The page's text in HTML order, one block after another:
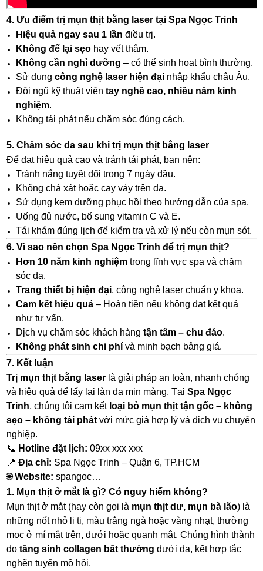
4. Ưu điểm trị mụn thịt bằng laser tại Spa Ngọc Trinh
Hiệu quả ngay sau 1 lần điều trị.
Không để lại sẹo hay vết thâm.
Không cần nghỉ dưỡng – có thể sinh hoạt bình thường.
Sử dụngcông nghệ laser hiện đại nhập khẩu châu Âu.
Đội ngũ kỹ thuật viêntay nghề cao, nhiều năm kinh
nghiệm.
Không tái phát nếu chăm sóc đúng cách.
5. Chăm sóc da sau khi trị mụn thịt bằng laser
Để đạt hiệu quả cao và tránh tái phát, bạn nên:
Tránh nắng tuyệt đối trong 7 ngày đầu.
Không chà xát hoặc cạy vảy trên da.
Sử dụng kem dưỡng phục hồi theo hướng dẫn của spa.
Uống đủ nước, bổ sung vitamin C và E.
Tái khám đúng lịch để kiểm tra và xử lý nếu còn mụn sót.
6. Vì sao nên chọn Spa Ngọc Trinh để trị mụn thịt?
Hơn 10 năm kinh nghiệm trong lĩnh vực spa và chăm
sóc da.
Trang thiết bị hiện đại, công nghệ laser chuẩn y khoa.
Cam kết hiệu quả – Hoàn tiền nếu không đạt kết quả
như tư vấn.
Dịch vụ chăm sóc khách hàngtận tâm – chu đáo.
Không phát sinh chi phí và minh bạch bảng giá.
7. Kết luận
Trị mụn thịt bằng laser là giải pháp an toàn, nhanh chóng
và hiệu quả để lấy lại làn da mịn màng. TạiSpa Ngọc
Trinh, chúng tôi cam kết loại bỏ mụn thịt tận gốc – không
sẹo – không tái phát với mức giá hợp lý và dịch vụ chuyên
nghiệp.
📞 Hotline đặt lịch: 09xx xxx xxx
📍Địa chỉ: Spa Ngọc Trinh – Quận 6, TP.HCM
🌐Website: spangoc…
1. Mụn thịt ở mắt là gì? Có nguy hiểm không?
Mụn thịt ở mắt (hay còn gọi là mụn thịt dư, mụn bà lão) là
những nốt nhỏ li ti, màu trắng ngà hoặc vàng nhạt, thường
mọc ở mí mắt trên, dưới hoặc quanh mắt. Chúng hình thành
dotăng sinh collagen bất thường dưới da, kết hợp tắc
nghẽn tuyến mồ hôi.